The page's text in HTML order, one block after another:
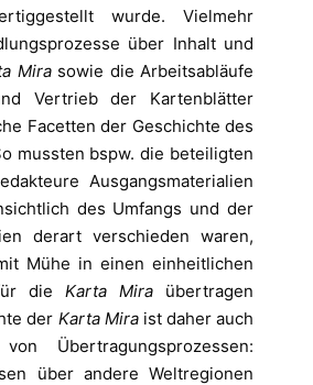
wurde. Vielmehr
über Inhalt und
Mirasowie die Arbeitsabläufe
Vertrieb der Kartenblätter
Facetten der Geschichte des
mussten bspw. die beteiligten
Ausgangsmaterialien
des Umfangs und der
derart verschieden waren,
Mühe in einen einheitlichen
die Karta Mira übertragen
der Karta Miraist daher auch
Übertragungsprozessen:
über andere Weltregionen